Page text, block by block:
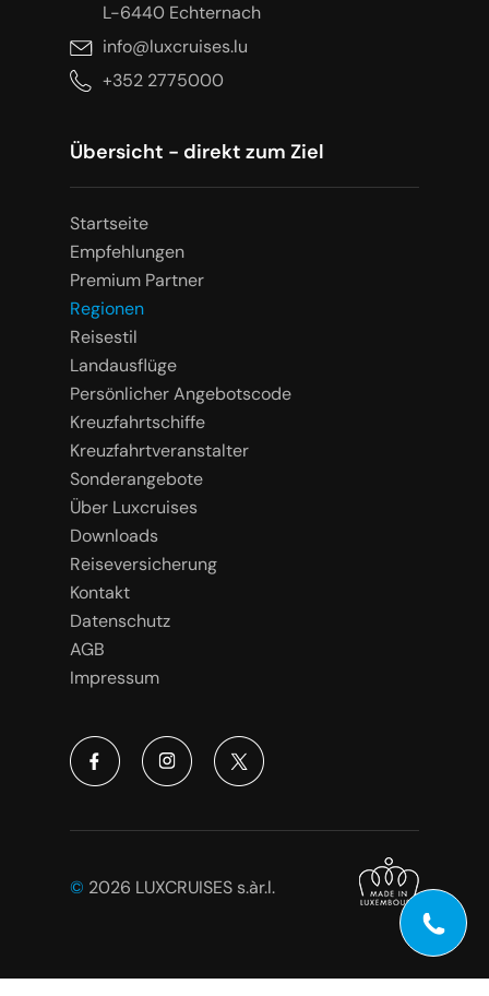
L-6440 Echternach
info@luxcruises.lu
+352 2775000
Übersicht - direkt zum Ziel
Startseite
Empfehlungen
Premium Partner
Regionen
Reisestil
Landausflüge
Persönlicher Angebotscode
Kreuzfahrtschiffe
Kreuzfahrtveranstalter
Sonderangebote
Über Luxcruises
Downloads
Reiseversicherung
Kontakt
Datenschutz
AGB
Impressum
© 2026 LUXCRUISES s.àr.l.